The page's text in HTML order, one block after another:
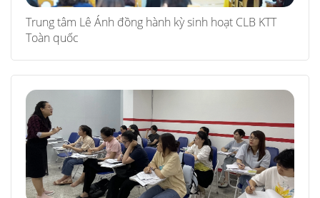
Trung tâm Lê Ánh đồng hành kỳ sinh hoạt CLB KTT
Toàn quốc